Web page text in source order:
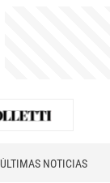
ÚLTIMAS NOTICIAS